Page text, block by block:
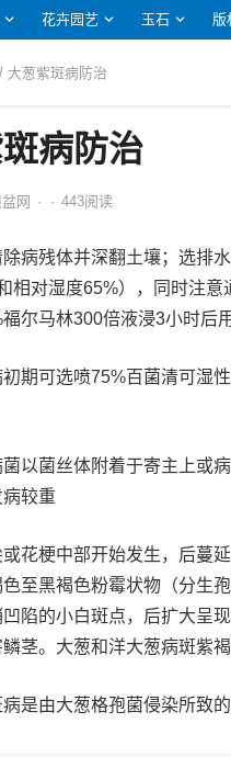
花卉园艺 玉石 版
/ 大葱紫斑病防治
病防治
网 · · 443阅读
病残体并深翻土壤；选排
相对湿度65%），同时注意
尔马林300倍液浸3小时后
期可选喷75%百菌清可湿
以菌丝体附着于寄主上或
较重
花梗中部开始发生，后蔓
至黑褐色粉霉状物（分生
陷的小白斑点，后扩大呈
茎。大葱和洋大葱病斑紫
是由大葱格孢菌侵染所致